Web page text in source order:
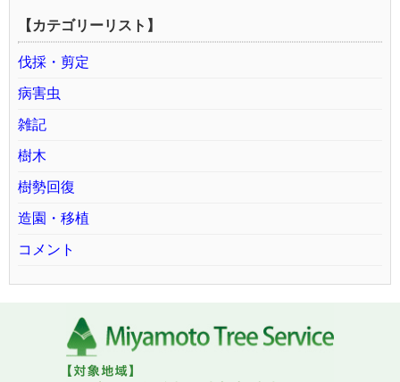
【カテゴリーリスト】
伐採・剪定
病害虫
雑記
樹木
樹勢回復
造園・移植
コメント